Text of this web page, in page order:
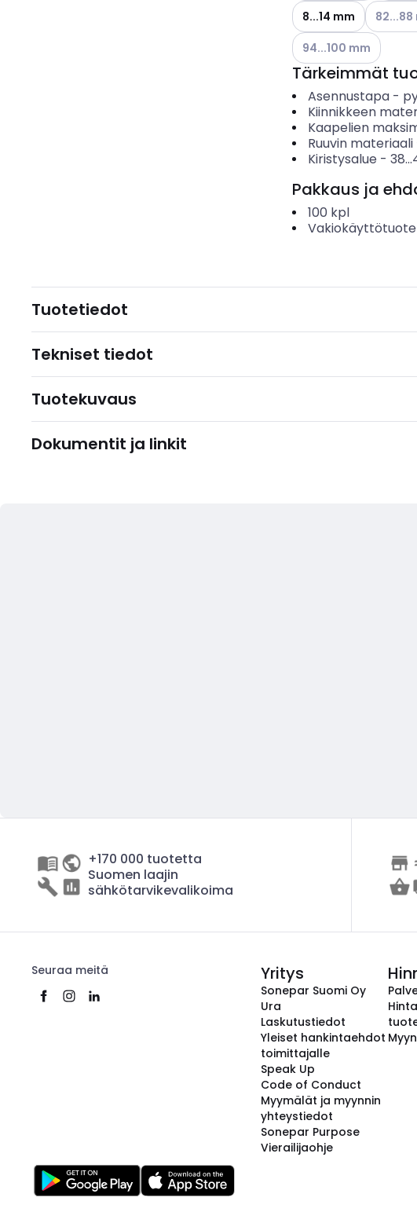
8...14 mm
Katso
82...88
Katso käytettävissä
94...100 mm
Tärkeimmät
Asennustapa-
Kiinnikkeen
Kaapelien
Ruuvin materiaali
Kiristysalue -
Pakkaus ja
100 kpl
Vakiokäyttötuote
Tuotetiedot
Tekniset tiedot
Tuotekuvaus
Dokumentit ja linkit
+170 000 tuotetta
Suomen laajin
sähkötarvikevalikoima
Seuraa meitä Yritys
Sonepar Suomi Oy
Ura
Laskutustiedot
Yleiset hankintaehdot
toimittajalle
Speak Up
Code of Conduct
Myymälät ja myynnin
yhteystiedot
Sonepar Purpose
Vierailijaohje